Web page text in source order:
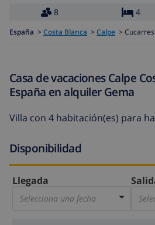
8
4
España > Costa Blanca > Calpe >
Casa de vacaciones Calpe
España en alquiler Gema
Villa con 4 habitación(es) para
Disponibilidad
Llegada
Selecciona una fecha